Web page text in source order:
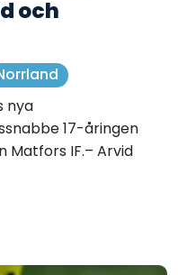
och
nya
17-åringen
Matfors IF.– Arvid